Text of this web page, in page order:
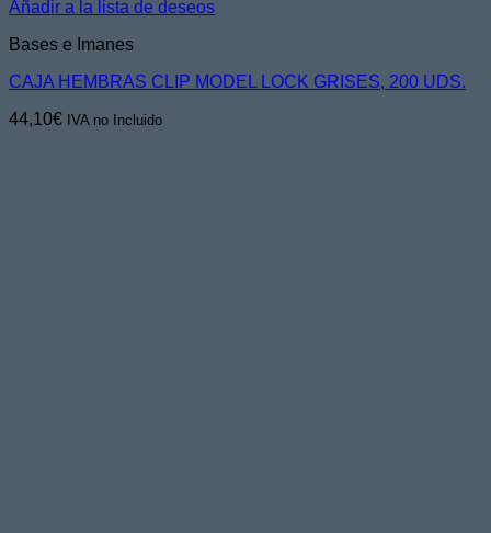
Añadir a la lista de deseos
Bases e Imanes
CAJA HEMBRAS CLIP MODEL LOCK GRISES, 200 UDS.
44,10€ IVA no Incluido